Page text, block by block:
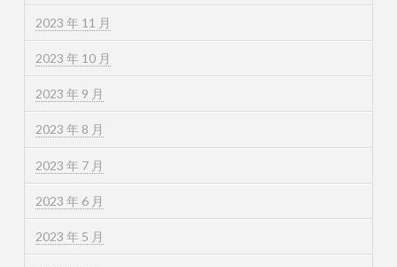
2023 年 11 月
2023 年 10 月
2023 年 9 月
2023 年 8 月
2023 年 7 月
2023 年 6 月
2023 年 5 月